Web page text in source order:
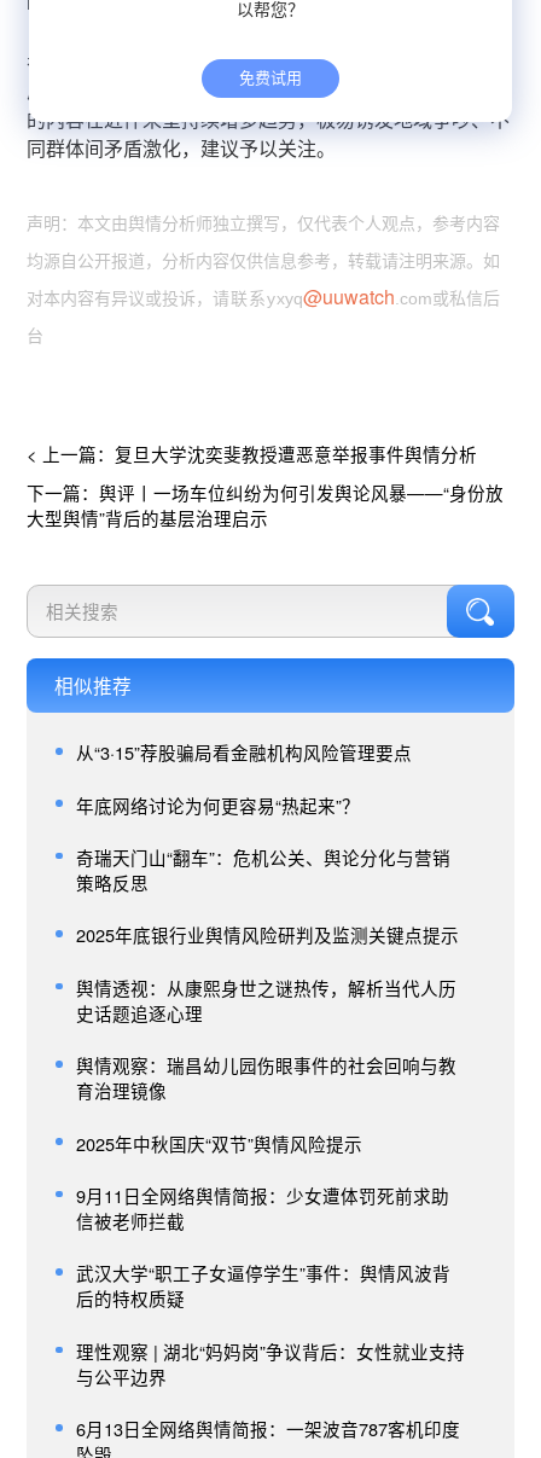
响，波及多个涉事主体，给舆情处置工作带来压力。三是
考生不幸事件博取流量，依靠断章取义剪辑视频制造矛
盾；此外，宣扬地域歧视、抹黑特定行业、刻意煽动对立
的内容在近件来呈持续增多趋势，极易诱发地域争吵、不
同群体间矛盾激化，建议予以关注。
声明：本文由舆情分析师独立撰写，仅代表个人观点，参考内容
均源自公开报道，分析内容仅供信息参考，转载请注明来源。如
对本内容有异议或投诉，请联系yxyq@uuwatch .com或私信后
台
< 上一篇：复旦大学沈奕斐教授遭恶意举报事件舆情分析
下一篇：舆评丨一场车位纠纷为何引发舆论风暴——“身份放
大型舆情”背后的基层治理启示
相似推荐
从“3·15”荐股骗局看金融机构风险管理要点
年底网络讨论为何更容易“热起来”？
奇瑞天门山“翻车”：危机公关、舆论分化与营销
策略反思
2025年底银行业舆情风险研判及监测关键点提示
舆情透视：从康熙身世之谜热传，解析当代人历
史话题追逐心理
舆情观察：瑞昌幼儿园伤眼事件的社会回响与教
育治理镜像
2025年中秋国庆“双节”舆情风险提示
9月11日全网络舆情简报：少女遭体罚死前求助
信被老师拦截
武汉大学“职工子女逼停学生”事件：舆情风波背
后的特权质疑
理性观察 | 湖北“妈妈岗”争议背后：女性就业支持
与公平边界
6月13日全网络舆情简报：一架波音787客机印度
以帮您？
免费试用